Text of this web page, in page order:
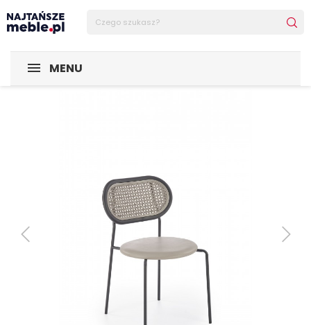
MENU
Sklep Najtańsze-meble